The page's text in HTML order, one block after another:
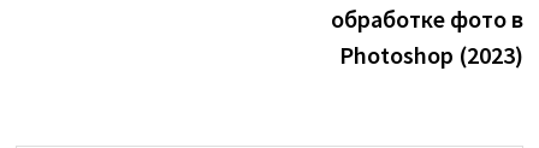
обработке фото в
Photoshop (2023)